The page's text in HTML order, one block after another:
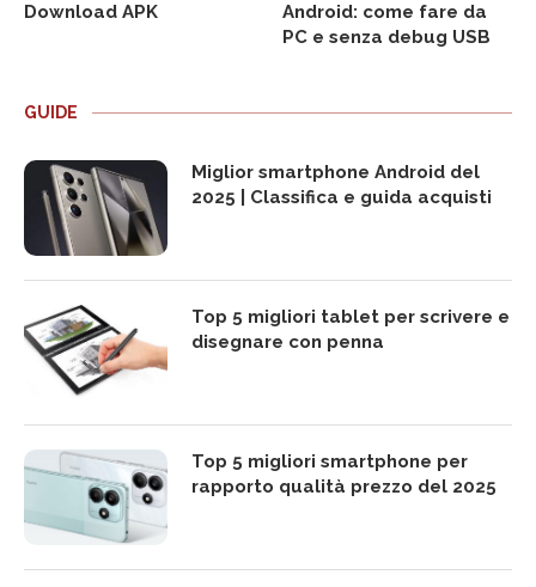
Download APK
Android: come fare da
PC e senza debug USB
GUIDE
Miglior smartphone Android del
2025 | Classifica e guida acquisti
Top 5 migliori tablet per scrivere e
disegnare con penna
Top 5 migliori smartphone per
rapporto qualità prezzo del 2025